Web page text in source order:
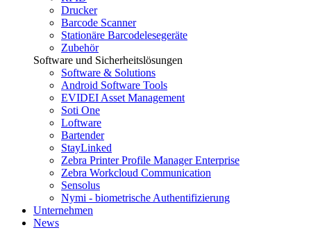
Drucker
Barcode Scanner
Stationäre Barcodelesegeräte
Zubehör
Software und Sicherheitslösungen
Software & Solutions
Android Software Tools
EVIDEI Asset Management
Soti One
Loftware
Bartender
StayLinked
Zebra Printer Profile Manager Enterprise
Zebra Workcloud Communication
Sensolus
Nymi - biometrische Authentifizierung
Unternehmen
News